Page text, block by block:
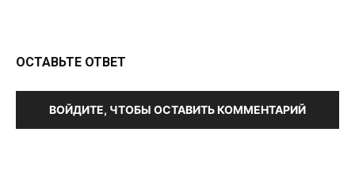
ОСТАВЬТЕ ОТВЕТ
ВОЙДИТЕ, ЧТОБЫ ОСТАВИТЬ КОММЕНТАРИЙ